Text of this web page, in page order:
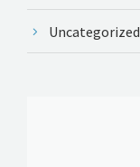
Uncategorized